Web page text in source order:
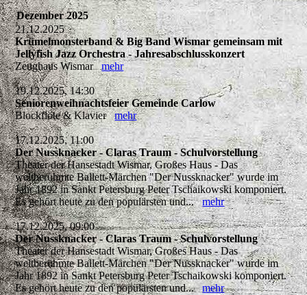
Dezember 2025
21.12.2025
Krümelmonsterband & Big Band Wismar gemeinsam mit
Jellyfish Jazz Orchestra - Jahresabschlusskonzert
Zeughaus Wismarmehr
19.12.2025, 14:30
Seniorenweihnachtsfeier Gemeinde Carlow
Blockflöte & Klaviermehr
17.12.2025, 11:00
Der Nussknacker - Claras Traum - Schulvorstellung
Theater der Hansestadt Wismar, Großes Haus - Das
weltberühmte Ballett-Märchen "Der Nussknacker" wurde im
Jahr 1892 in Sankt Petersburg Peter Tschaikowski komponiert.
Es gehört heute zu den populärsten und...mehr
17.12.2025, 09:00
Der Nussknacker - Claras Traum - Schulvorstellung
Theater der Hansestadt Wismar, Großes Haus - Das
weltberühmte Ballett-Märchen "Der Nussknacker" wurde im
Jahr 1892 in Sankt Petersburg Peter Tschaikowski komponiert.
Es gehört heute zu den populärsten und...mehr